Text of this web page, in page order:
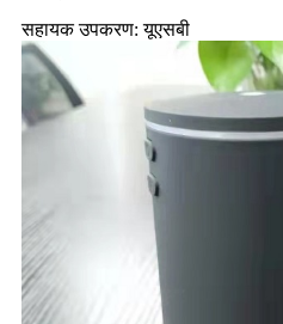
सहायक उपकरण: यूएसबी